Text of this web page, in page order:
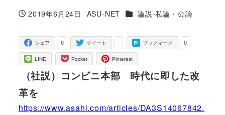
投稿日
2019年6月24日
著
ASU-NET カテゴリー
論説-私論・公論
0
シェア -
ツイート 0
ブックマーク
LINE Pocket Pinterest
（社説）コンビニ本部 時代に即した改
革を
https://www.asahi.com/articles/DA3S14067842.